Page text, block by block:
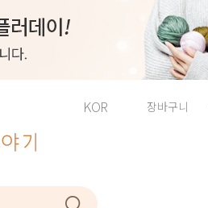
KOR 장바구니